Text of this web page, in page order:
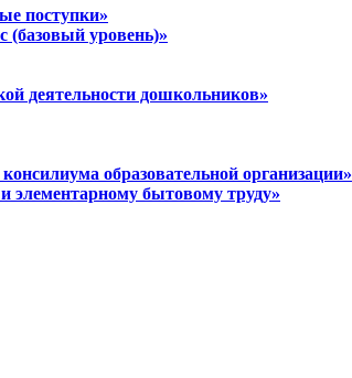
поступки»
(базовый уровень)»
деятельности дошкольников»
образовательной организации»
элементарному бытовому труду»